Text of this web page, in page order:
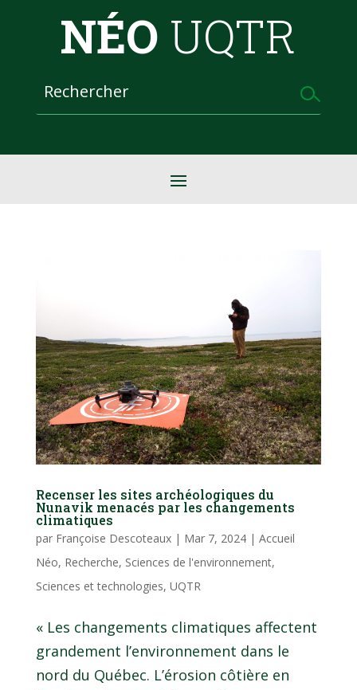
NÉO UQTR
Recenser les sites archéologiques du
Nunavik menacés par les changements
climatiques
par Françoise Descoteaux| Mar 7, 2024| Accueil
Néo, Recherche, Sciences de l'environnement,
Sciences et technologies, UQTR
« Les changements climatiques affectent
grandement l’environnement dans le
nord du Québec. L’érosion côtière en